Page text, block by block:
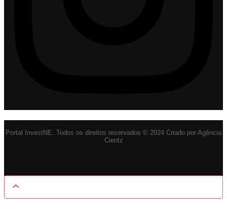
Portal InvestNE. Todos os direitos reservados © 2024 Criado por Agência
Cientz